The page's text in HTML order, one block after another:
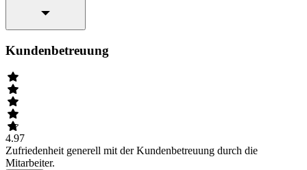
Kundenbetreuung
4.97
Zufriedenheit generell mit der Kundenbetreuung durch die
Mitarbeiter.